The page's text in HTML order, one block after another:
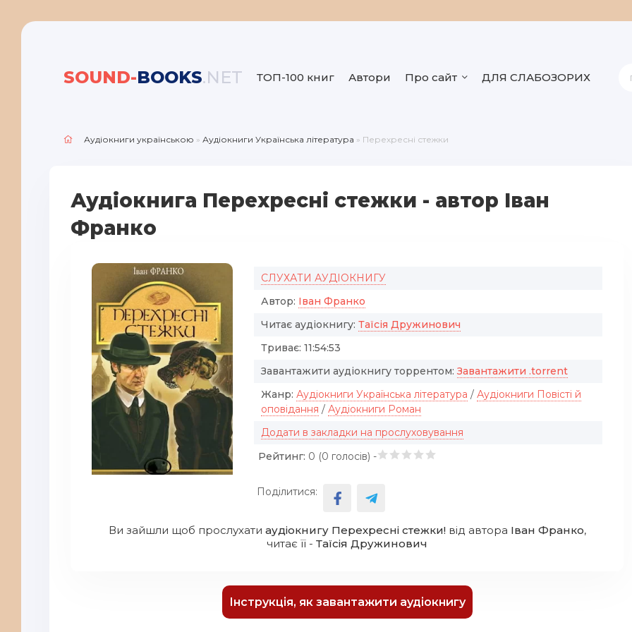
SOUND-BOOKS.NET ТОП-100 книг Автори Про сайт ДЛЯ СЛАБОЗОРИХ
Аудіокниги українською » Аудіокниги Українська література » Перехресні стежки
Аудіокнига Перехресні стежки - автор Іван
Франко
СЛУХАТИ АУДІОКНИГУ
Автор: Іван Франко
Читає аудіокнигу: Таїсія Дружинович
Триває: 11:54:53
Завантажити аудіокнигу торрентом: Завантажити .torrent
Жанр: Аудіокниги Українська література / Аудіокниги Повісті й
оповідання / Аудіокниги Роман
Додати в закладки на прослуховування
Рейтинг: 0 (0 голосів) -
Поділитися:
Ви зайшли щоб прослухати аудіокнигу Перехресні стежки!від автора Іван Франко,
читає її - Таїсія Дружинович
Інструкція, як завантажити аудіокнигу